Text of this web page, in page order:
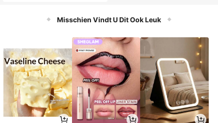
u, creatieve activiteit voor de kleutMisschien Vindt U Dit Ook Leuk